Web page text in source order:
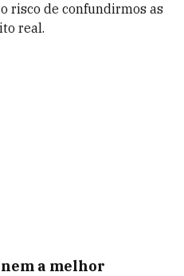
risco de confundirmos as
real.
a melhor